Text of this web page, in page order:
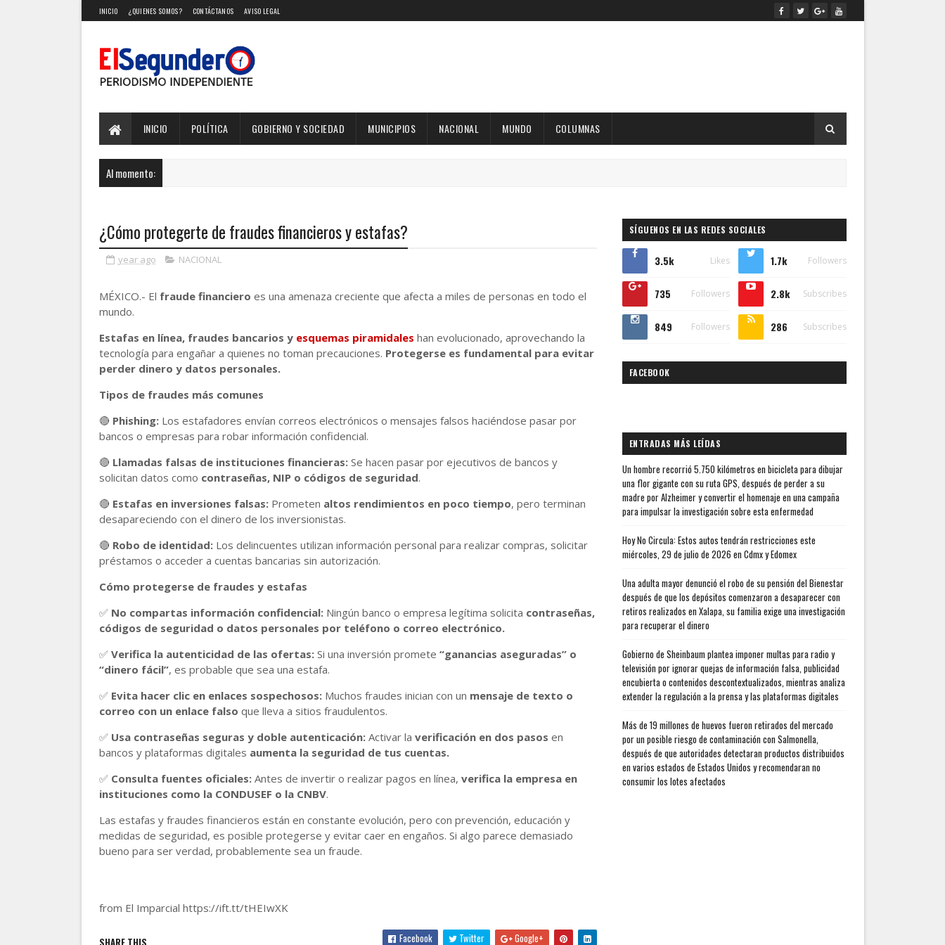
INICIO ¿QUIENES SOMOS? CONTÁCTANOS AVISO LEGAL
INICIO POLÍTICA GOBIERNO Y SOCIEDAD MUNICIPIOS NACIONAL MUNDO COLUMNAS
Al momento:
¿Cómo protegerte de fraudes financieros y estafas?
year ago NACIONAL
MÉXICO.- El fraude financiero es una amenaza creciente que afecta a miles de personas en todo el
mundo.
Estafas en línea, fraudes bancarios y esquemas piramidales han evolucionado, aprovechando la
tecnología para engañar a quienes no toman precauciones. Protegerse es fundamental para evitar
perder dinero y datos personales.
Tipos de fraudes más comunes
🔴 Phishing:Los estafadores envían correos electrónicos o mensajes falsos haciéndose pasar por
bancos o empresas para robar información confidencial.
🔴 Llamadas falsas de instituciones financieras:Se hacen pasar por ejecutivos de bancos y
solicitan datos como contraseñas, NIP o códigos de seguridad.
🔴 Estafas en inversiones falsas:Prometen altos rendimientos en poco tiempo, pero terminan
desapareciendo con el dinero de los inversionistas.
🔴 Robo de identidad:Los delincuentes utilizan información personal para realizar compras, solicitar
préstamos o acceder a cuentas bancarias sin autorización.
Cómo protegerse de fraudes y estafas
✅ No compartas información confidencial:Ningún banco o empresa legítima solicita contraseñas,
códigos de seguridad o datos personales por teléfono o correo electrónico.
✅ Verifica la autenticidad de las ofertas:Si una inversión promete “ganancias aseguradas” o
“dinero fácil”, es probable que sea una estafa.
✅ Evita hacer clic en enlaces sospechosos:Muchos fraudes inician con un mensaje de texto o
correo con un enlace falso que lleva a sitios fraudulentos.
✅ Usa contraseñas seguras y doble autenticación:Activar la verificación en dos pasos en
bancos y plataformas digitales aumenta la seguridad de tus cuentas.
✅ Consulta fuentes oficiales:Antes de invertir o realizar pagos en línea, verifica la empresa en
instituciones como la CONDUSEF o la CNBV.
Las estafas y fraudes financieros están en constante evolución, pero con prevención, educación y
medidas de seguridad, es posible protegerse y evitar caer en engaños. Si algo parece demasiado
bueno para ser verdad, probablemente sea un fraude.
from El Imparcial https://ift.tt/tHEIwXK
SHARE THIS Facebook Twitter Google+
SÍGUENOS EN LAS REDES SOCIALES
3.5k Likes 1.7k Followers
735 Followers 2.8k Subscribes
849 Followers 286 Subscribes
FACEBOOK
ENTRADAS MÁS LEÍDAS
Un hombre recorrió 5.750 kilómetros en bicicleta para dibujar
una flor gigante con su ruta GPS, después de perder a su
madre por Alzheimer y convertir el homenaje en una campaña
para impulsar la investigación sobre esta enfermedad
Hoy No Circula: Estos autos tendrán restricciones este
miércoles, 29 de julio de 2026 en Cdmx y Edomex
Una adulta mayor denunció el robo de su pensión del Bienestar
después de que los depósitos comenzaron a desaparecer con
retiros realizados en Xalapa, su familia exige una investigación
para recuperar el dinero
Gobierno de Sheinbaum plantea imponer multas para radio y
televisión por ignorar quejas de información falsa, publicidad
encubierta o contenidos descontextualizados, mientras analiza
extender la regulación a la prensa y las plataformas digitales
Más de 19 millones de huevos fueron retirados del mercado
por un posible riesgo de contaminación con Salmonella,
después de que autoridades detectaran productos distribuidos
en varios estados de Estados Unidos y recomendaran no
consumir los lotes afectados